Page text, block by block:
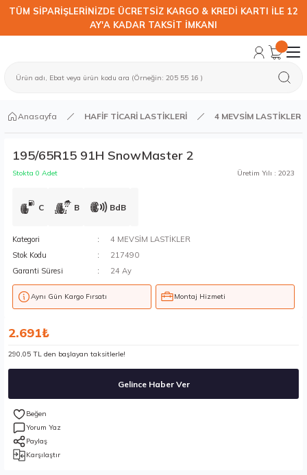
TÜM SİPARİŞLERİNİZDE ÜCRETSİZ KARGO & KREDİ KARTI İLE 12
AY'A KADAR TAKSİT İMKANI
Anasayfa HAFİF TİCARİ LASTİKLERİ 4 MEVSİM LASTİKLER
195/65R15 91H SnowMaster 2
Stokta 0 Adet Üretim Yılı : 2023
C B BdB
Kategori
4 MEVSİM LASTİKLER
Stok Kodu
217490
Garanti Süresi
24 Ay
Aynı Gün Kargo Fırsatı Montaj Hizmeti
2.691₺
290,05 TL den başlayan taksitlerle!
Gelince Haber Ver
Yorum Yaz
Paylaş
Karşılaştır